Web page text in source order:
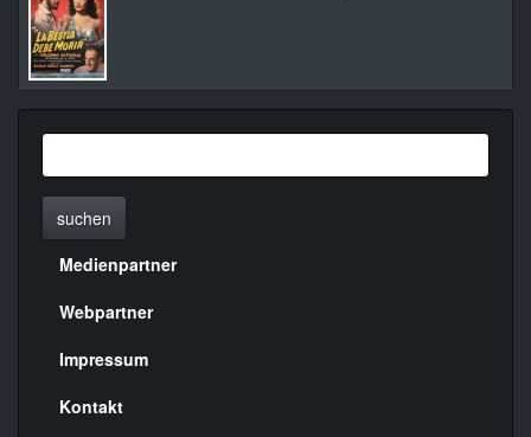
suchen
Menülinks
rechte
Seite
Medienpartner
Webpartner
Impressum
Kontakt